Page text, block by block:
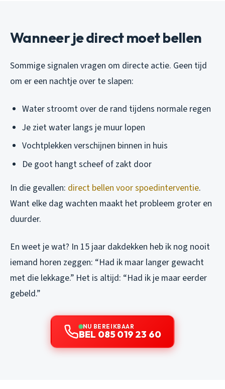
Wanneer je direct moet bellen
Sommige signalen vragen om directe actie. Geen tijd
om er een nachtje over te slapen:
Water stroomt over de rand tijdens normale regen
Je ziet water langs je muur lopen
Vochtplekken verschijnen binnen in huis
De goot hangt scheef of zakt door
In die gevallen: direct bellen voor spoedinterventie.
Want elke dag wachten maakt het probleem groter en
duurder.
En weet je wat? In 15 jaar dakdekken heb ik nog nooit
iemand horen zeggen: “Had ik maar langer gewacht
met die lekkage.” Het is altijd: “Had ik je maar eerder
gebeld.”
NU BEREIKBAAR
BEL 085 019 23 60